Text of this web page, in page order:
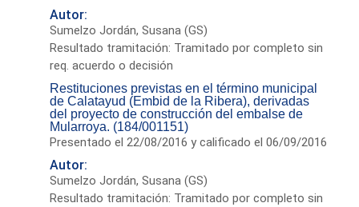
Autor:
Sumelzo Jordán, Susana (GS)
Resultado tramitación: Tramitado por completo sin
req. acuerdo o decisión
Restituciones previstas en el término municipal
de Calatayud (Embid de la Ribera), derivadas
del proyecto de construcción del embalse de
Mularroya. (184/001151)
Presentado el 22/08/2016 y calificado el 06/09/2016
Autor:
Sumelzo Jordán, Susana (GS)
Resultado tramitación: Tramitado por completo sin